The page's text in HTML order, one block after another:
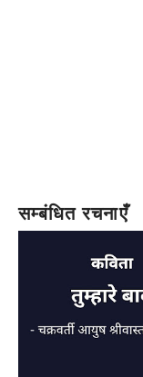
सम्बंधित रचनाएँ